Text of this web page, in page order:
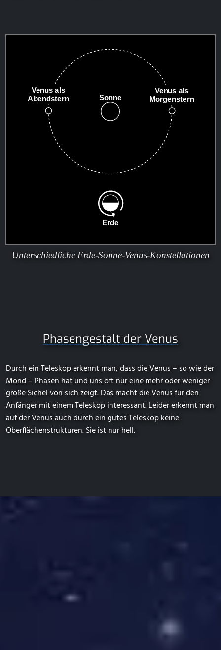
Unterschiedliche Erde-Sonne-Venus-Konstellationen
Phasengestalt der Venus
Durch ein Teleskop erkennt man, dass die Venus – so wie der
Mond – Phasen hat und uns oft nur eine mehr oder weniger
große Sichel von sich zeigt. Das macht die Venus für den
Anfänger mit einem Teleskop interessant. Leider erkennt man
auf der Venus auch durch ein gutes Teleskop keine
Oberflächenstrukturen. Sie ist nur hell.